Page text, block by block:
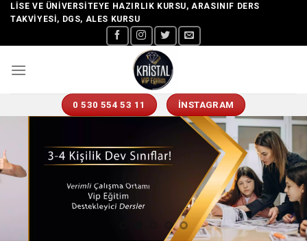
SkipLISE VE ÜNIVERSITEYE HAZIRLIK KURSU, ARASINIF DERS
TAKVIYESI, DGS, ALES KURSU
0 530 554 53 11 İNSTAGRAM